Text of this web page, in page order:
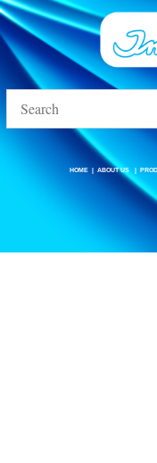
ABOUT US
HOME |ABOUT US |